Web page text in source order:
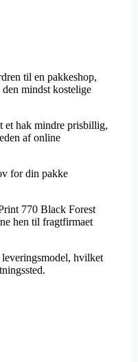
til en pakkeshop,
mindst kostelige
et hak mindre prisbillig,
af online
for din pakke
770 Black Forest
hen til fragtfirmaet
hvilket